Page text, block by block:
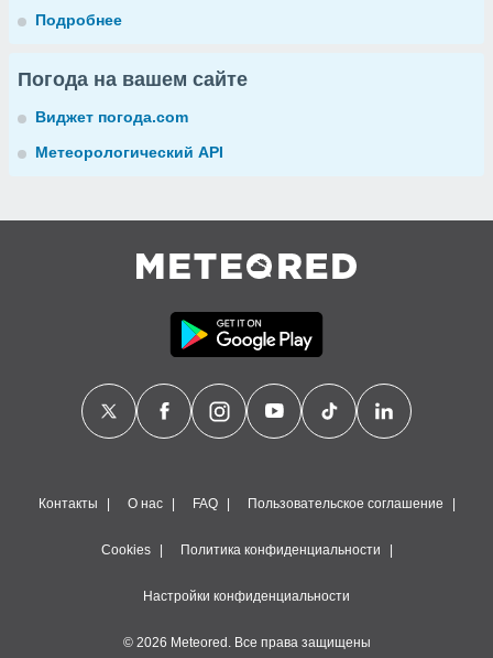
Подробнее
Погода на вашем сайте
Виджет погода.com
Метеорологический API
Контакты О нас FAQ Пользовательское соглашение
Cookies Политика конфиденциальности
Настройки конфиденциальности
© 2026 Meteored. Все права защищены